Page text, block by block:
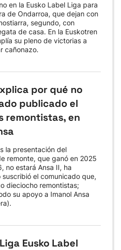
en la Eusko Label Liga para
de Ondarroa, que dejan con
segundo, con
de casa. En la Euskotren
su pleno de victorias a
cañonazo.
por qué no
publicado el
remontistas, en
la presentación del
remonte, que ganó en 2025
no estará Ansa II, ha
el comunicado que,
dieciocho remontistas;
su apoyo a Imanol Ansa
Eusko Label